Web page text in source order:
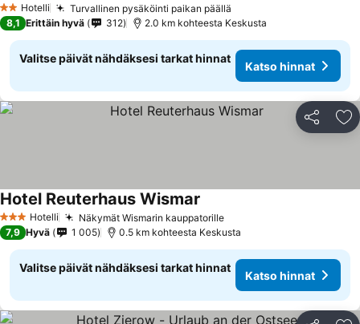
2 Tähtiluokitus
Hotelli Turvallinen pysäköinti paikan päällä
8,1 Erittäin hyvä 312 2.0 km kohteesta Keskusta
Valitse päivät nähdäksesi tarkat hinnat
Katso hinnat
Jaa
3 Tähtiluokitus
Hotelli Näkymät Wismarin kauppatorilleKatso hinnat
Hotel Reuterhaus Wismar
7,9 Hyvä 1 005 0.5 km kohteesta Keskusta
Valitse päivät nähdäksesi tarkat hinnat
Katso hinnat